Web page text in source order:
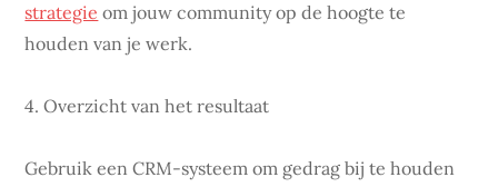
strategie om jouw community op de hoogte te
houden van je werk.
4. Overzicht van het resultaat
Gebruik een CRM-systeem om gedrag bij te houden